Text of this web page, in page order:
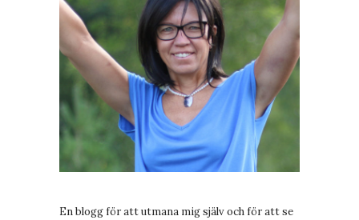
En blogg för att utmana mig själv och för att se